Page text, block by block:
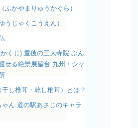
ふかやまりゅうかぐら）
うじゃくこうえん）
くじ) 豊後の三大寺院 ぶん
せる絶景展望台 九州・シャ
し椎茸・乾し椎茸）とは？
ん 道の駅あさじのキャラ